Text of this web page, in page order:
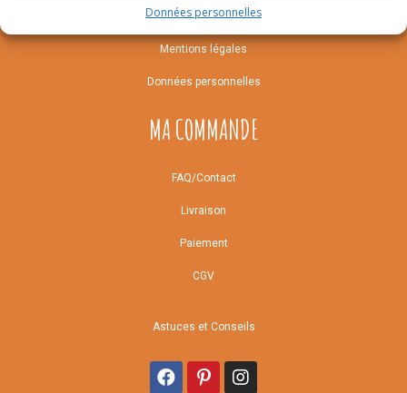
Données personnelles
Notre histoire
Mentions légales
Données personnelles
MA COMMANDE
FAQ/Contact
Livraison
Paiement
CGV
Astuces et Conseils